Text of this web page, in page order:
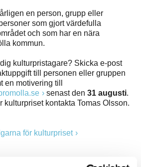
en person, grupp eller
som gjort värdefulla
och som har en nära
kommun.
kulturpristagare? Skicka e-post
till personen eller gruppen
en motivering till
senast den 31 augusti.
kulturpriset kontakta Tomas Olsson.
för kulturpriset